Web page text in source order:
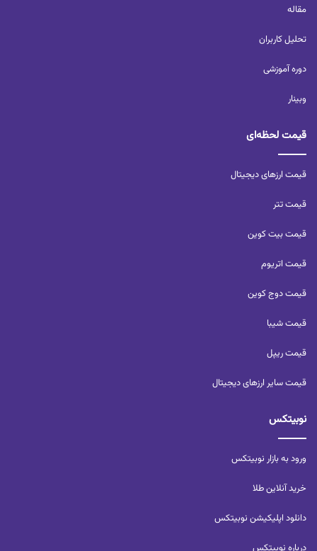
مقاله
تحلیل کاربران‌
دوره آموزشی
وبینار
قیمت لحظه‌ای
قیمت ارزهای دیجیتال
قیمت تتر
قیمت بیت کوین
قیمت اتریوم
قیمت دوج کوین
قیمت شیبا
قیمت ریپل
قیمت سایر ارزهای دیجیتال
نوبیتکس
ورود به بازار نوبیتکس
خرید آنلاین طلا
دانلود اپلیکیشن نوبیتکس
درباره نوبیتکس